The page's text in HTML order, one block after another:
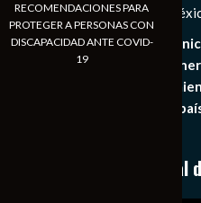
Las Noticias Diarias de
Somos un medio de
principal objetivo
general de los
importantes de nuestro
Conoce nuestro canal
RECOMENDACIONES PARA
PROTEGER A PERSONAS CON
DISCAPACIDAD ANTE COVID-
19